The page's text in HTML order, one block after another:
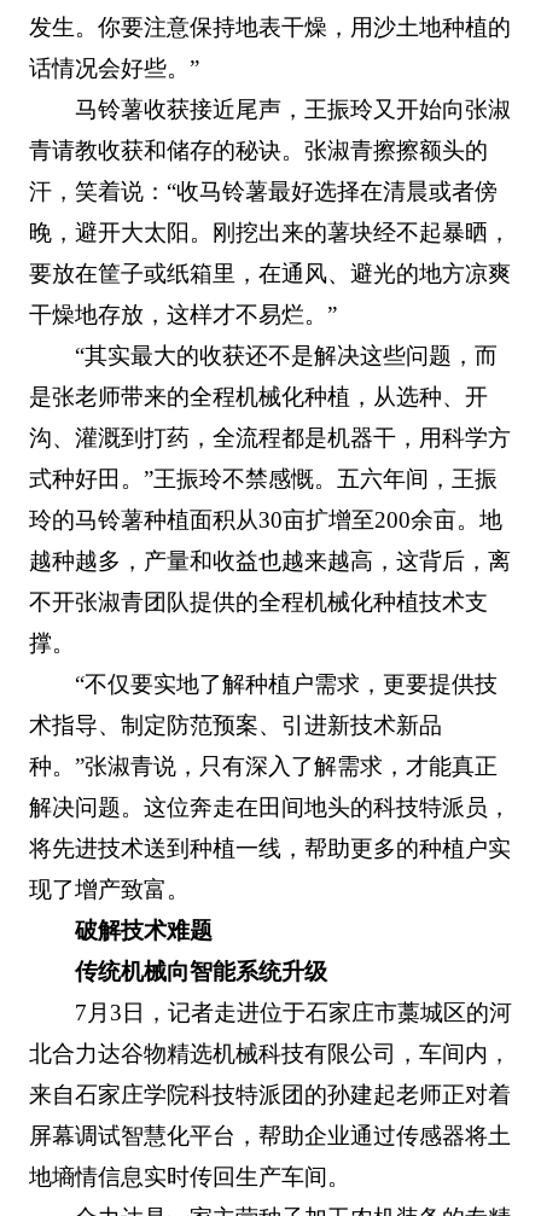
发生。你要注意保持地表干燥，用沙土地种植的
话情况会好些。”
马铃薯收获接近尾声，王振玲又开始向张淑
青请教收获和储存的秘诀。张淑青擦擦额头的
汗，笑着说：“收马铃薯最好选择在清晨或者傍
晚，避开大太阳。刚挖出来的薯块经不起暴晒，
要放在筐子或纸箱里，在通风、避光的地方凉爽
干燥地存放，这样才不易烂。”
“其实最大的收获还不是解决这些问题，而
是张老师带来的全程机械化种植，从选种、开
沟、灌溉到打药，全流程都是机器干，用科学方
式种好田。”王振玲不禁感慨。五六年间，王振
玲的马铃薯种植面积从30亩扩增至200余亩。地
越种越多，产量和收益也越来越高，这背后，离
不开张淑青团队提供的全程机械化种植技术支
撑。
“不仅要实地了解种植户需求，更要提供技
术指导、制定防范预案、引进新技术新品
种。”张淑青说，只有深入了解需求，才能真正
解决问题。这位奔走在田间地头的科技特派员，
将先进技术送到种植一线，帮助更多的种植户实
现了增产致富。
破解技术难题
传统机械向智能系统升级
7月3日，记者走进位于石家庄市藁城区的河
北合力达谷物精选机械科技有限公司，车间内，
来自石家庄学院科技特派团的孙建起老师正对着
屏幕调试智慧化平台，帮助企业通过传感器将土
地墒情信息实时传回生产车间。